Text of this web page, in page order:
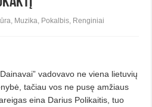
Muzika Pokalbis Renginiai
vadovavo ne viena lietuvių
ta­čiau vos ne pusę amžiaus
eina Darius Po­likaitis, tuo